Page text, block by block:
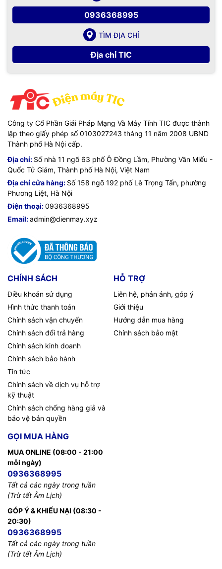
0936368995
TÌM ĐỊA CHỈ
Địa chỉ TIC
Công ty Cổ Phần Giải Pháp Mạng Và Máy Tính TIC được thành
lập theo giấy phép số 0103027243 tháng 11 năm 2008 UBND
Thành phố Hà Nội cấp.
Địa chỉ: Số nhà 11 ngõ 63 phố Ô Đồng Lầm, Phường Văn Miếu -
Quốc Tử Giám, Thành phố Hà Nội, Việt Nam
Địa chỉ cửa hàng: Số 158 ngõ 192 phố Lê Trọng Tấn, phường
Phương Liệt, Hà Nội
Điện thoại:0936368995
Email:admin@dienmay.xyz
CHÍNH SÁCH
Điều khoản sử dụng
Hình thức thanh toán
Chính sách vận chuyển
Chính sách đổi trả hàng
Chính sách kinh doanh
Chính sách bảo hành
Tin tức
Chính sách về dịch vụ hỗ trợ
kỹ thuật
Chính sách chống hàng giả và
bảo vệ bản quyền
HỖ TRỢ
Liên hệ, phản ánh, góp ý
Giới thiệu
Hướng dẫn mua hàng
Chính sách bảo mật
GỌI MUA HÀNG
MUA ONLINE (08:00 - 21:00
mỗi ngày)
0936368995
Tất cả các ngày trong tuần
(Trừ tết Âm Lịch)
GÓP Ý & KHIẾU NẠI (08:30 -
20:30)
0936368995
Tất cả các ngày trong tuần
(Trừ tết Âm Lịch)